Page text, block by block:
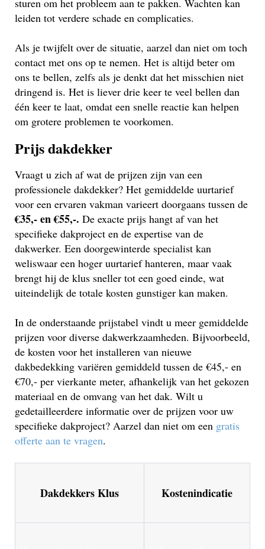
sturen om het probleem aan te pakken. Wachten kan
leiden tot verdere schade en complicaties.
Als je twijfelt over de situatie, aarzel dan niet om toch
contact met ons op te nemen. Het is altijd beter om
ons te bellen, zelfs als je denkt dat het misschien niet
dringend is. Het is liever drie keer te veel bellen dan
één keer te laat, omdat een snelle reactie kan helpen
om grotere problemen te voorkomen.
Prijs dakdekker
Vraagt u zich af wat de prijzen zijn van een
professionele dakdekker? Het gemiddelde uurtarief
voor een ervaren vakman varieert doorgaans tussen de
€35,- en €55,-. De exacte prijs hangt af van het
specifieke dakproject en de expertise van de
dakwerker. Een doorgewinterde specialist kan
weliswaar een hoger uurtarief hanteren, maar vaak
brengt hij de klus sneller tot een goed einde, wat
uiteindelijk de totale kosten gunstiger kan maken.
In de onderstaande prijstabel vindt u meer gemiddelde
prijzen voor diverse dakwerkzaamheden. Bijvoorbeeld,
de kosten voor het installeren van nieuwe
dakbedekking variëren gemiddeld tussen de €45,- en
€70,- per vierkante meter, afhankelijk van het gekozen
materiaal en de omvang van het dak. Wilt u
gedetailleerdere informatie over de prijzen voor uw
specifieke dakproject? Aarzel dan niet om een gratis
offerte aan te vragen.
Dakdekkers Klus Kostenindicatie